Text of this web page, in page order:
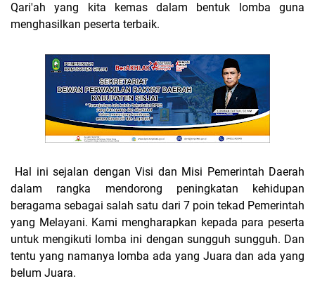
Qari'ah yang kita kemas dalam bentuk lomba guna
menghasilkan peserta terbaik.
Hal ini sejalan dengan Visi dan Misi Pemerintah Daerah
dalam rangka mendorong peningkatan kehidupan
beragama sebagai salah satu dari 7 poin tekad Pemerintah
yang Melayani. Kami mengharapkan kepada para peserta
untuk mengikuti lomba ini dengan sungguh sungguh. Dan
tentu yang namanya lomba ada yang Juara dan ada yang
belum Juara.